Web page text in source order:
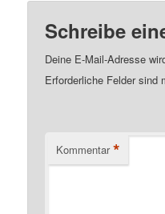
Schreibe
Deine E-Mail-Adresse
Erforderliche Felder sind
Kommentar *